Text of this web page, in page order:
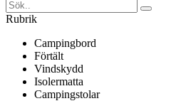
Rubrik
Campingbord
Förtält
Vindskydd
Isolermatta
Campingstolar